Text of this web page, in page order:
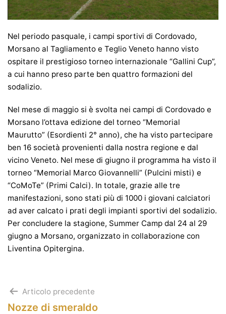
Nel periodo pasquale, i campi sportivi di Cordovado,
Morsano al Tagliamento e Teglio Veneto hanno visto
ospitare il prestigioso torneo internazionale “Gallini Cup”,
a cui hanno preso parte ben quattro formazioni del
sodalizio.
Nel mese di maggio si è svolta nei campi di Cordovado e
Morsano l’ottava edizione del torneo “Memorial
Maurutto” (Esordienti 2° anno), che ha visto partecipare
ben 16 società provenienti dalla nostra regione e dal
vicino Veneto. Nel mese di giugno il programma ha visto il
torneo “Memorial Marco Giovannelli” (Pulcini misti) e
“CoMoTe” (Primi Calci). In totale, grazie alle tre
manifestazioni, sono stati più di 1000 i giovani calciatori
ad aver calcato i prati degli impianti sportivi del sodalizio.
Per concludere la stagione, Summer Camp dal 24 al 29
giugno a Morsano, organizzato in collaborazione con
Liventina Opitergina.
Navigazione
Articolo precedente
Nozze di smeraldo